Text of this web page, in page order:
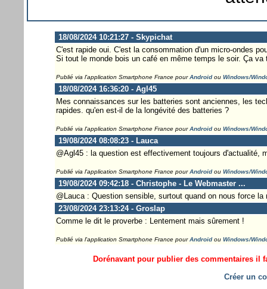
18/08/2024 10:21:27 - Skypichat
C'est rapide oui. C'est la consommation d'un micro-ondes
Si tout le monde bois un café en même temps le soir. Ça
Publié via l'application Smartphone France pourAndroidou Windows/
18/08/2024 16:36:20 - Agl45
Mes connaissances sur les batteries sont anciennes, les
rapides. qu'en est-il de la longévité des batteries ?
Publié via l'application Smartphone France pourAndroidou Windows/
19/08/2024 08:08:23 - Lauca
@Agl45 : la question est effectivement toujours d'actualité,
Publié via l'application Smartphone France pourAndroidou Windows/
19/08/2024 09:42:18 - Christophe - Le Webmaster ...
@Lauca : Question sensible, surtout quand on nous force
23/08/2024 23:13:24 - Groslap
Comme le dit le proverbe : Lentement mais sûrement !
Publié via l'application Smartphone France pourAndroidou Windows/
Dorénavant pour publier des commentaires il
Créer un